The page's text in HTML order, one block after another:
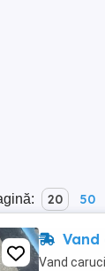
20 50
Vand
Vand